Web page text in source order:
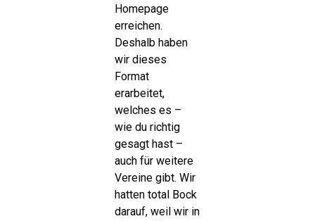
Homepage
erreichen.
Deshalb haben
wir dieses
Format
erarbeitet,
welches es –
wie du richtig
gesagt hast –
auch für weitere
Vereine gibt. Wir
hatten total Bock
darauf, weil wir in